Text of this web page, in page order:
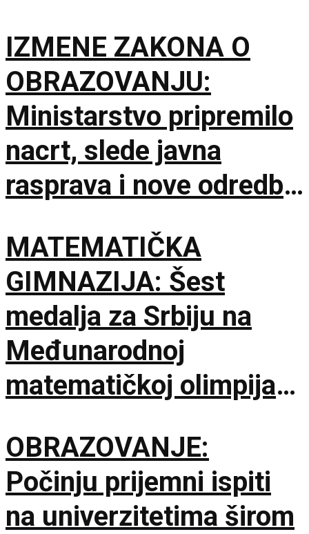
IZMENE ZAKONA O
OBRAZOVANJU:
Ministarstvo pripremilo
nacrt, slede javna
rasprava i nove odredbe
MATEMATIČKA
GIMNAZIJA: Šest
medalja za Srbiju na
Međunarodnoj
matematičkoj olimpijadi
OBRAZOVANJE:
Počinju prijemni ispiti
na univerzitetima širom